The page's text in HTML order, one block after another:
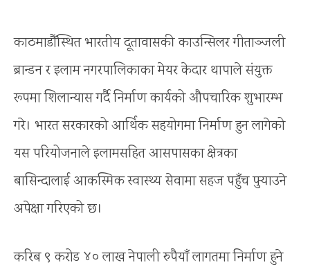
काठमाडौँस्थित भारतीय दूतावासकी काउन्सिलर गीताञ्जली
ब्रान्डन र इलाम नगरपालिकाका मेयर केदार थापाले संयुक्त
रूपमा शिलान्यास गर्दै निर्माण कार्यको औपचारिक शुभारम्भ
गरे। भारत सरकारको आर्थिक सहयोगमा निर्माण हुन लागेको
यस परियोजनाले इलामसहित आसपासका क्षेत्रका
बासिन्दालाई आकस्मिक स्वास्थ्य सेवामा सहज पहुँच पुर्‍याउने
अपेक्षा गरिएको छ।
करिब ९ करोड ४० लाख नेपाली रुपैयाँ लागतमा निर्माण हुने